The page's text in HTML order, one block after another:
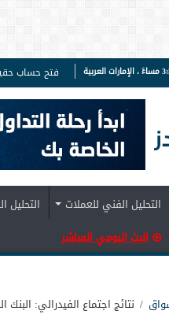
فتح حساب
التحليل الفني للعملات
البث اليومي المباشر
/ نتائج اجتماع الفيدرالي: البنك